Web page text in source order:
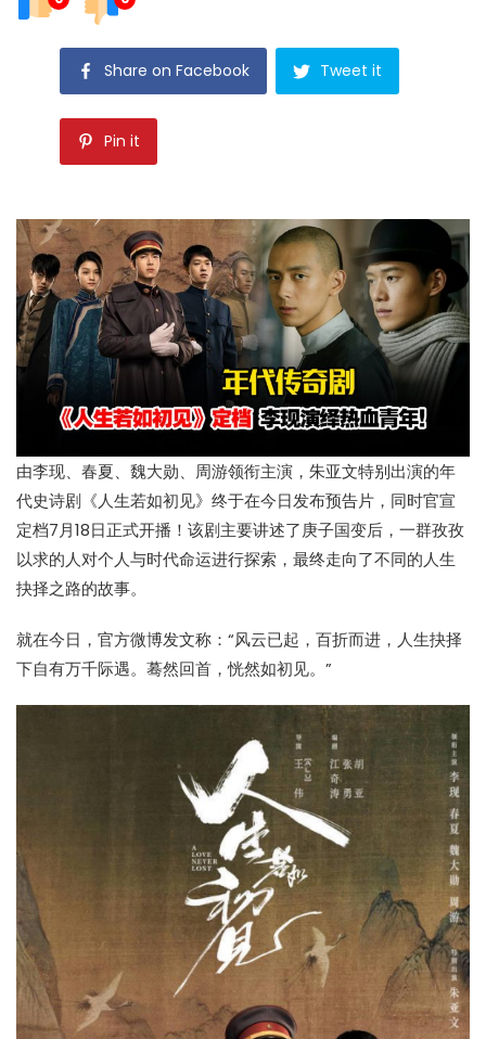
Share on Facebook Tweet it
Pin it
由李现、春夏、魏大勋、周游领衔主演，朱亚文特别出演的年
代史诗剧《人生若如初见》终于在今日发布预告片，同时官宣
定档7月18日正式开播！该剧主要讲述了庚子国变后，一群孜孜
以求的人对个人与时代命运进行探索，最终走向了不同的人生
抉择之路的故事。
就在今日，官方微博发文称：“风云已起，百折而进，人生抉择
下自有万千际遇。蓦然回首，恍然如初见。”